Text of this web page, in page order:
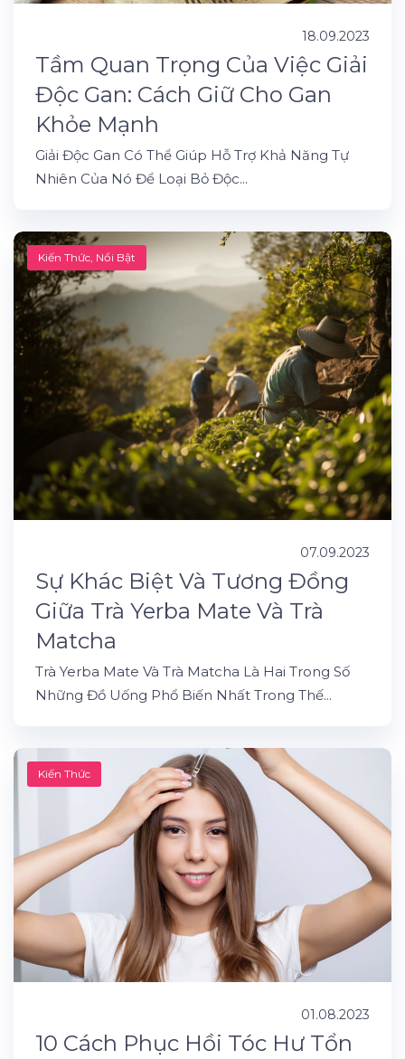
18.09.2023
Tầm Quan Trọng Của Việc Giải
Độc Gan: Cách Giữ Cho Gan
Khỏe Mạnh
Giải Độc Gan Có Thể Giúp Hỗ Trợ Khả Năng Tự
Nhiên Của Nó Để Loại Bỏ Độc...
Kiến Thức, Nổi Bật
07.09.2023
Sự Khác Biệt Và Tương Đồng
Giữa Trà Yerba Mate Và Trà
Matcha
Trà Yerba Mate Và Trà Matcha Là Hai Trong Số
Những Đồ Uống Phổ Biến Nhất Trong Thế...
Kiến Thức
01.08.2023
10 Cách Phục Hồi Tóc Hư Tổn